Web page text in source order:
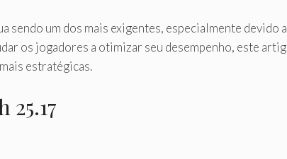
um dos mais exigentes, especialmente devido
os jogadores a otimizar seu desempenho, este
estratégicas.
25.17